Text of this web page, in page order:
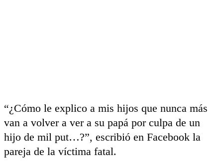
“¿Cómo le explico a mis hijos que nunca más
van a volver a ver a su papá por culpa de un
hijo de mil put…?”, escribió en Facebook la
pareja de la víctima fatal.